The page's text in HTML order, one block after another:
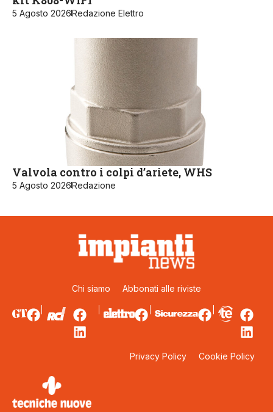
5 Agosto 2026Redazione Elettro
Valvola contro i colpi d’ariete, WHS
5 Agosto 2026Redazione
Chi siamo Abbonati alle riviste
Privacy Policy Cookie Policy